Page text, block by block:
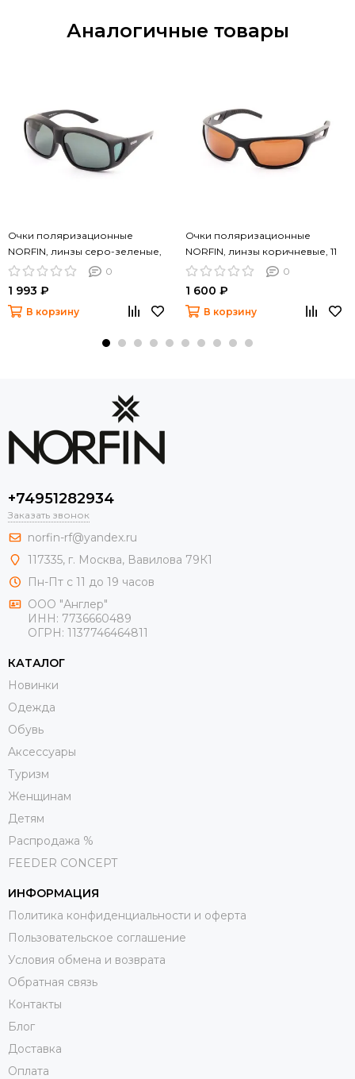
Аналогичные товары
Очки поляризационные
NORFIN, линзы серо-зеленые,
06
0
1 993 ₽
В корзину
Очки поляризационные
NORFIN, линзы коричневые, 11
0
1 600 ₽
В корзину
+74951282934
Заказать звонок
norfin-rf@yandex.ru
117335, г. Москва, Вавилова 79К1
Пн-Пт с 11 до 19 часов
ООО "Англер"
ИНН: 7736660489
ОГРН: 1137746464811
КАТАЛОГ
Новинки
Одежда
Обувь
Aксессуары
Туризм
Женщинам
Детям
Распродажа %
FEEDER CONCEPT
ИНФОРМАЦИЯ
Политика конфиденциальности и оферта
Пользовательское соглашение
Условия обмена и возврата
Обратная связь
Контакты
Блог
Доставка
Оплата